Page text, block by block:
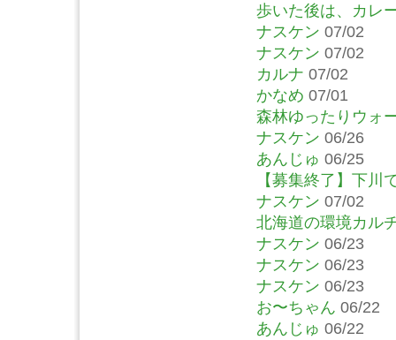
歩いた後は、カレ
ナスケン 07/02
ナスケン 07/02
カルナ 07/02
かなめ 07/01
森林ゆったりウォ
ナスケン 06/26
あんじゅ 06/25
【募集終了】下川
ナスケン 07/02
北海道の環境カル
ナスケン 06/23
ナスケン 06/23
ナスケン 06/23
お〜ちゃん 06/22
あんじゅ 06/22